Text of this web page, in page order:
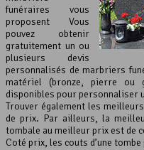
funéraires vous
proposent Vous
pouvez obtenir
gratuitement un ou
plusieurs devis
personnalisés de marbriers
matériel (bronze, pierre ou
disponibles pour personnaliser
Trouver également les
de prix. Par ailleurs, la
tombale au meilleur prix est de
Coté prix, les couts d’une